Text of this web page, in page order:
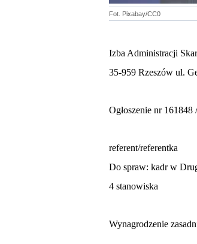
Fot. Pixabay/CC0
Izba Administracji
35-959 Rzeszów ul.
Ogłoszenie nr 161848
referent/referentka
Do spraw: kadr w
4 stanowiska
Wynagrodzenie